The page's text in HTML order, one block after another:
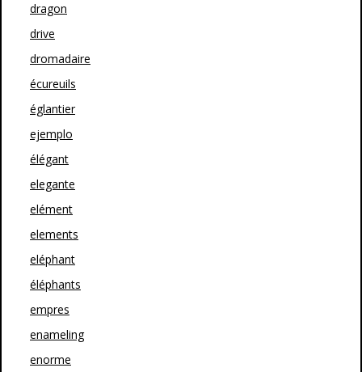
dragon
drive
dromadaire
écureuils
églantier
ejemplo
élégant
elegante
elément
elements
eléphant
éléphants
empres
enameling
enorme